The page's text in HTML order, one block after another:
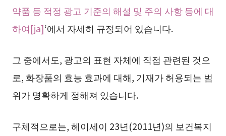
약품 등 적정 광고 기준의 해설 및 주의 사항 등에 대
하여[ja]‘에서 자세히 규정되어 있습니다.
그 중에서도, 광고의 표현 자체에 직접 관련된 것으
로, 화장품의 효능 효과에 대해, 기재가 허용되는 범
위가 명확하게 정해져 있습니다.
구체적으로는, 헤이세이 23년(2011년)의 보건복지